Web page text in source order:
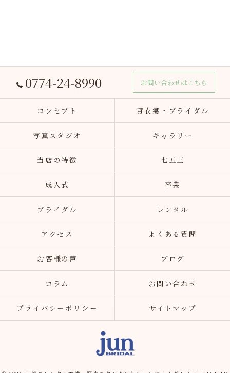
0774-24-8990 お問い合わせはこちら
コンセプト 貸衣裳・ブライダル
写真スタジオ ギャラリー
当店の特徴 七五三
成人式 卒業
ブライダル レンタル
アクセス よくある質問
お客様の声 ブログ
コラム お問い合わせ
プライバシーポリシー サイトマップ